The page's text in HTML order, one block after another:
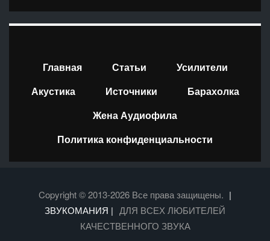
Главная Статьи
Усилители
Акустика
Источники
Барахолка
Жена Аудиофила
Политика конфиденциальности
Copyright © 2013-2026 Все права защищены. |
ЗВУКОМАНИЯ | ДЛЯ ВСЕХ ЛЮБИТЕЛЕЙ
КАЧЕСТВЕННОГО ЗВУКА